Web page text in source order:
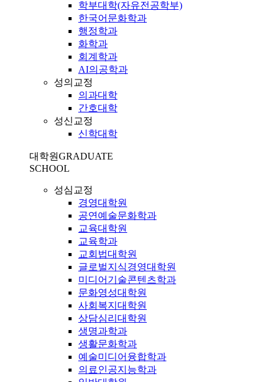
학부대학(자유전공학부)
한국어문화학과
행정학과
화학과
회계학과
AI의공학과
성의교정
의과대학
간호대학
성신교정
신학대학
대학원GRADUATE
SCHOOL
성심교정
경영대학원
공연예술문화학과
교육대학원
교육학과
교회법대학원
글로벌지식경영대학원
미디어기술콘텐츠학과
문화영성대학원
사회복지대학원
상담심리대학원
생명과학과
생활문화학과
예술미디어융합학과
의료인공지능학과